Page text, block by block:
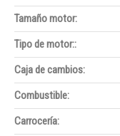
Tamaño motor:
Tipo de motor::
Caja de cambios:
Combustible:
Carrocería: